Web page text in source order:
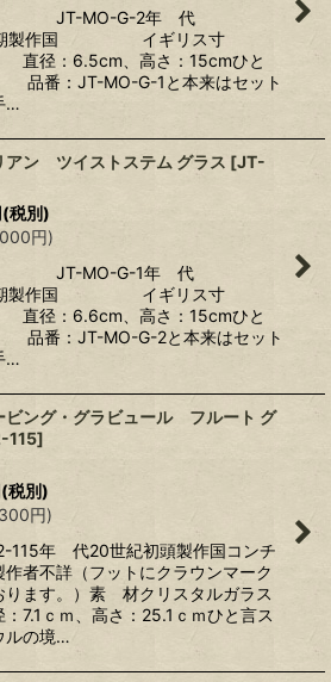
JT-MO-G-2年 代
期製作国 イギリス寸
6.5cm、高さ：15cmひと
JT-MO-G-1と本来はセット
…
アン ツイストステム グラス [JT-
(税別)
円)
JT-MO-G-1年 代
期製作国 イギリス寸
6.6cm、高さ：15cmひと
JT-MO-G-2と本来はセット
…
ビング・グラビュール フルート グ
115]
(税別)
円)
年 代20世紀初頭製作国コンチ
作者不詳（フットにクラウンマーク
ります。）素 材クリスタルガラス
7.1ｃｍ、高さ：25.1ｃｍひと言ス
ルの境…